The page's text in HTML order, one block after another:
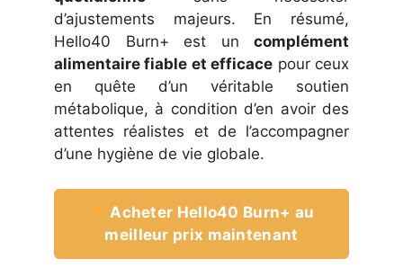
d’ajustements majeurs. En résumé,
Hello40 Burn+ est un complément
alimentaire fiable et efficace pour ceux
en quête d’un véritable soutien
métabolique, à condition d’en avoir des
attentes réalistes et de l’accompagner
d’une hygiène de vie globale.
Acheter Hello40 Burn+ au
meilleur prix maintenant